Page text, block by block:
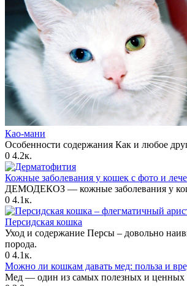
Као-мани
Особенности содержания Как и любое
0 4.2к.
Кожные заболевания у кошек с фото и
ДЕМОДЕКОЗ — кожные заболевания у
0 4.1к.
Персидская кошка
Уход и содержание Персы – довольно
порода.
0 4.1к.
Можно ли кошкам давать мед: польза и
Мед — один из самых полезных и ценных